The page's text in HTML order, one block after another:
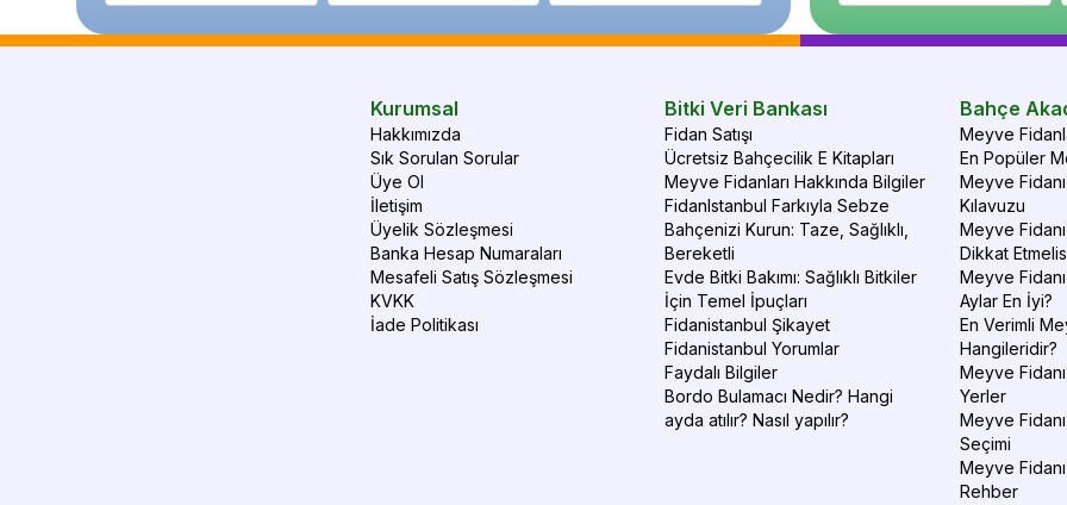
Kurumsal
Hakkımızda
Sık Sorulan Sorular
Üye Ol
İletişim
Üyelik Sözleşmesi
Banka Hesap Numaraları
Mesafeli Satış Sözleşmesi
KVKK
İade Politikası
Bitki Veri Bankası
Fidan Satışı
Ücretsiz Bahçecilik E Kitapları
Meyve Fidanları Hakkında Bilgiler
FidanIstanbul Farkıyla Sebze
Bahçenizi Kurun: Taze, Sağlıklı,
Bereketli
Evde Bitki Bakımı: Sağlıklı Bitkiler
İçin Temel İpuçları
Fidanistanbul Şikayet
Fidanistanbul Yorumlar
Faydalı Bilgiler
Bordo Bulamacı Nedir? Hangi
ayda atılır? Nasıl yapılır?
Bahçe
Meyve
En Popüler
Meyve
Kılavuzu
Meyve
Dikkat
Meyve
Aylar En İyi?
En Verimli
Hangileridir?
Meyve
Yerler
Meyve
Seçimi
Meyve Fidanı
Rehber